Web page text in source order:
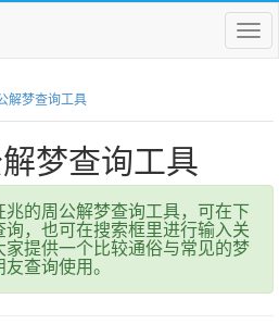
菜
单
解梦查询工具
梦查询工具
的周公解梦查询工具，可在下
，也可在搜索框里进行输入关
提供一个比较通俗与常见的梦
查询使用。